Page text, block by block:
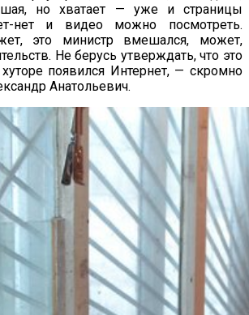
но
хватает — уже и страницы
нети
видео можно посмотреть.
это министр вмешался, может,
Не берусь утверждать, что это
хуторе появился Интернет, — скромно
Анатольевич.